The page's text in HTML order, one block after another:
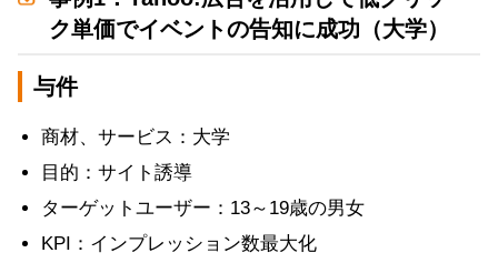
ク単価でイベントの告知に成功（大学）
与件
商材、サービス：大学
目的：サイト誘導
ターゲットユーザー：13～19歳の男女
KPI：インプレッション数最大化